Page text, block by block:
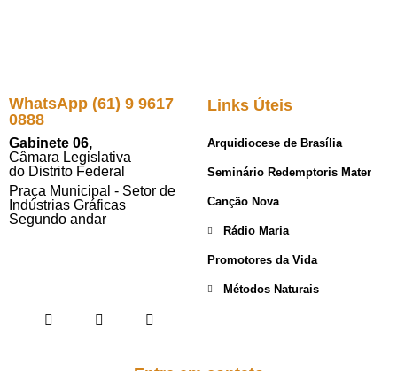
WhatsApp (61) 9 9617
0888
Gabinete 06,
Câmara Legislativa
do Distrito Federal
Praça Municipal - Setor de
Indústrias Gráficas
Segundo andar
Links Úteis
Arquidiocese de Brasília
Seminário Redemptoris Mater
Canção Nova
Rádio Maria
Promotores da Vida
Métodos Naturais